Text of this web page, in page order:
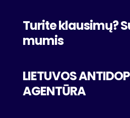
Turite klausimų?
mumis
LIETUVOS
AGENTŪRA